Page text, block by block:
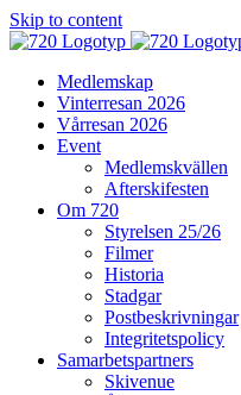
Skip to content
Medlemskap
Vinterresan 2026
Vårresan 2026
Event
Medlemskvällen
Afterskifesten
Om 720
Styrelsen 25/26
Filmer
Historia
Stadgar
Postbeskrivningar
Integritetspolicy
Samarbetspartners
Skivenue